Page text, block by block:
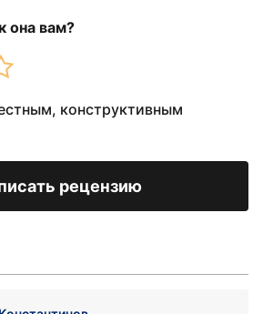
она вам?
конструктивным
рецензию